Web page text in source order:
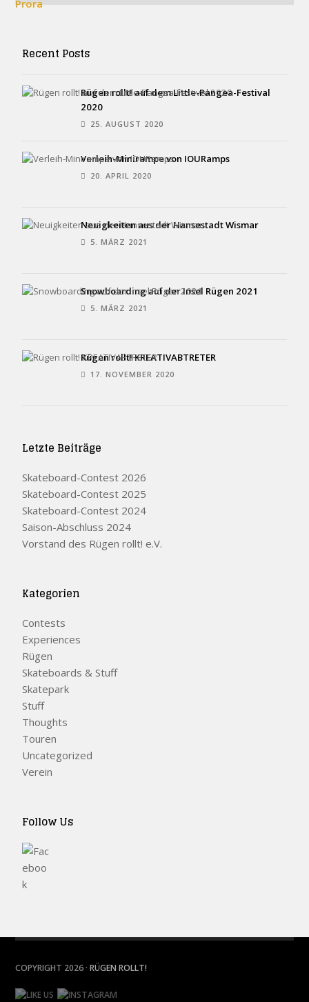
Recent Posts
Rügen rollt! auf dem Little-Pangea-Festival
2020
25. AUGUST 2020
Verleih-Minirampe von IOURamps
20. APRIL 2020
Neuigkeiten aus der Hansestadt Wismar
5. MÄRZ 2021
Snowboarding auf der Insel Rügen 2021
5. MÄRZ 2021
Rügen rollt! KREATIVABTRETER
17. NOVEMBER 2020
Letzte Beiträge
Skateboard-Contest 2026
Skateboard-Contest 2025
Skateboard-Contest 2024
Saison-Abschluss 2024
Vorstand des Rügen rollt! e.V.
Kategorien
Contests
Experiences
Rügen
Skateboards & Stuff
Skatepark
Stuff
Thoughts
Touren
Uncategorized
Verein
Follow Us
COPYRIGHT 2026 ·RÜGEN ROLLT!